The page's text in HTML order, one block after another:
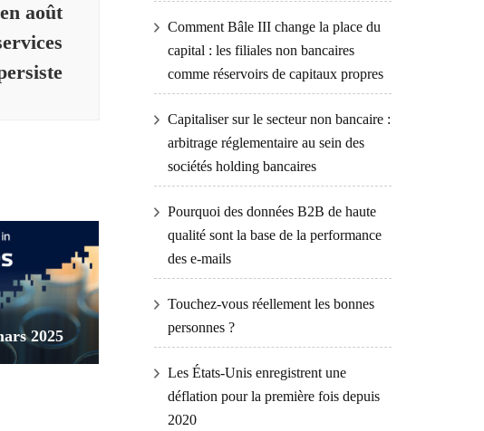
août
2025
Comment Bâle III change la place du
capital : les filiales non bancaires
comme réservoirs de capitaux propres
Capitaliser sur le secteur non bancaire :
arbitrage réglementaire au sein des
sociétés holding bancaires
Pourquoi des données B2B de haute
qualité sont la base de la performance
des e-mails
Touchez-vous réellement les bonnes
personnes ?
Les États-Unis enregistrent une
déflation pour la première fois depuis
2020